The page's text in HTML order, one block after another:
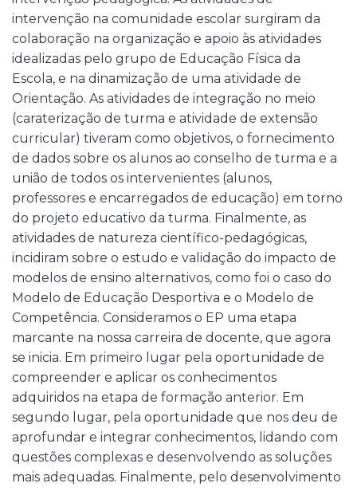
intervenção na comunidade escolar surgiram da
colaboração na organização e apoio às atividades
idealizadas pelo grupo de Educação Física da
Escola, e na dinamização de uma atividade de
Orientação. As atividades de integração no meio
(caraterização de turma e atividade de extensão
curricular) tiveram como objetivos, o fornecimento
de dados sobre os alunos ao conselho de turma e a
união de todos os intervenientes (alunos,
professores e encarregados de educação) em torno
do projeto educativo da turma. Finalmente, as
atividades de natureza científico-pedagógicas,
incidiram sobre o estudo e validação do impacto de
modelos de ensino alternativos, como foi o caso do
Modelo de Educação Desportiva e o Modelo de
Competência. Consideramos o EP uma etapa
marcante na nossa carreira de docente, que agora
se inicia. Em primeiro lugar pela oportunidade de
compreender e aplicar os conhecimentos
adquiridos na etapa de formação anterior. Em
segundo lugar, pela oportunidade que nos deu de
aprofundar e integrar conhecimentos, lidando com
questões complexas e desenvolvendo as soluções
mais adequadas. Finalmente, pelo desenvolvimento